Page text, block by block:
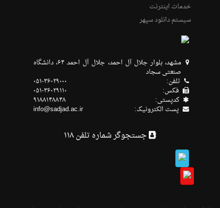
خدمات اینترنت
سیستم دانلود سپهر
مشهد، بلوار جلال آل احمد، جلال آل احمد ۶۴، دانشگاه
صنعتی سجاد
تلفن: ۰۵۱-۳۶۰۲۹۰۰۰
فکس: ۰۵۱-۳۶۰۲۹۱۱۰
كدپستی: ۹۱۸۸۱۴۸۸۴۸
پست الکترونیک: info@sadjad.ac.ir
جستجوگر شماره تلفن ۱۱۸